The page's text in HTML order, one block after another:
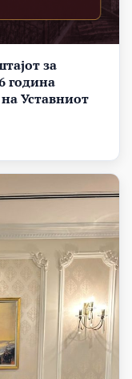
за
година
Уставниот